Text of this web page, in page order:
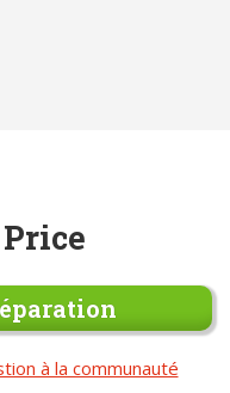
à la communauté